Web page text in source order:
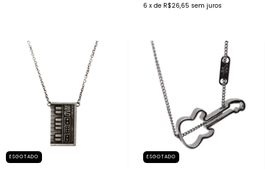
6 x de R$26,65 sem juros
ESGOTADO ESGOTADO